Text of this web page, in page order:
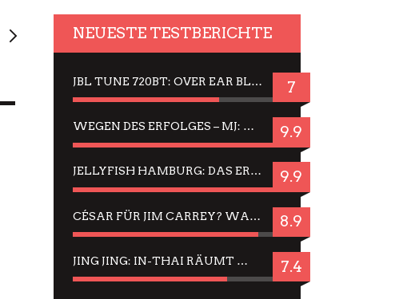
NEUESTE TESTBERICHTE
JBL TUNE 720BT: OVER EAR BLUETOOTH KOPFHÖRER UM DIE 50,-€ IM DAUER-TEST 7
WEGEN DES ERFOLGES – MJ: MICHAEL JACKSON MUSICAL IN EINER MATINEE SEHEN 9.9
JELLYFISH HAMBURG: DAS ERFOLGREICHE SOMMER-MENÜ 2025 IN GEFÜHLEN UND BILDERN 9.9
CÉSAR FÜR JIM CARREY? WARUM DAS EINER DER NERVIGSTEN ACTORS IST UND BLEIBT 8.9
JING JING: IN-THAI RÄUMT WIEDER TITEL AB – EIN ZWEI-STUNDEN-ERLEBNISBERICHT 7.4